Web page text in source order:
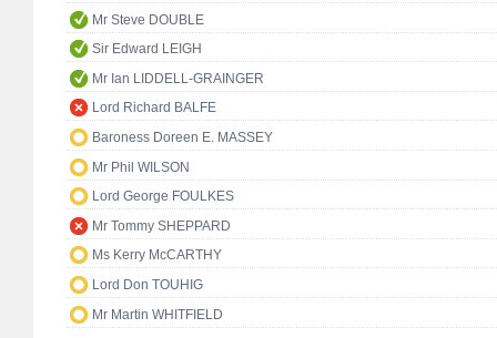
Mr Steve DOUBLE
Sir Edward LEIGH
Mr Ian LIDDELL-GRAINGER
Lord Richard BALFE
Baroness Doreen E. MASSEY
Mr Phil WILSON
Lord George FOULKES
Mr Tommy SHEPPARD
Ms Kerry McCARTHY
Lord Don TOUHIG
Mr Martin WHITFIELD